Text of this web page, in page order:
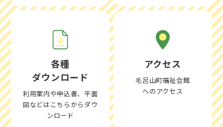
各種
ダウンロード
利用案内や申込書、平面
図などはこちらからダウ
ンロード
アクセス
毛呂山町福祉会館
へのアクセス